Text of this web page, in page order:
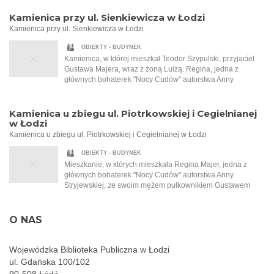
Otwierając drzwi ma jeszcze nadzieję, że ujrzy w nich
Joasię, a tymczasem w progu stoi obca, nieco dziwnie
talerz dla strudzonego wędrowca zaprasza ją do środka.
Kobieta siada do zastawionego stołu i zaczyna snuć
niezwykle barwną opowieść, odkrywając kawałek po
kawałku przejmującą historię wielkiej miłości, której
eleganckich salonów bogatych mieszczan. Opowiada o
walce o przetrwanie. Jedyna taka noc w roku, która sprawia,
że wszystko staje się możliwe…
Kamienica przy ul. Sienkiewicza w Łodzi
Kamienica przy ul. Sienkiewicza w Łodzi
OBIEKTY - BUDYNEK
Kamienica, w której mieszkał Teodor Szypulski, przyjaciel
Gustawa Majera, wraz z żoną Luizą. Regina, jedna z
głównych bohaterek "Nocy Cudów" autorstwa Anny
pierwszy słyszy o Tadeuszu Samborskim, malarzu, który
namalował dla Szypulskich kobiecy akt.
Kamienica u zbiegu ul. Piotrkowskiej i Cegielnianej
w Łodzi
Kamienica u zbiegu ul. Piotrkowskiej i Cegielnianej w Łodzi
OBIEKTY - BUDYNEK
Mieszkanie, w których mieszkała Regina Majer, jedna z
głównych bohaterek "Nocy Cudów" autorstwa Anny
Stryjewskiej, ze swoim mężem pułkownikiem Gustawem
O NAS
Wojewódzka Biblioteka Publiczna w Łodzi
ul. Gdańska 100/102